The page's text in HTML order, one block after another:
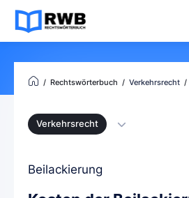
Rechtswörterbuch Verkehrsrecht
Verkehrsrecht
Beilackierung